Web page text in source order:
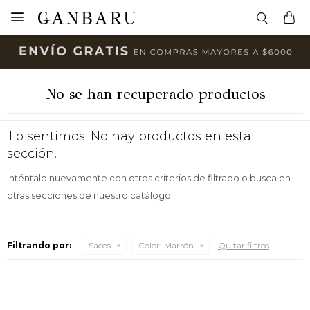

No se han recuperado productos
¡Lo sentimos! No hay productos en esta
sección.
Inténtalo nuevamente con otros criterios de filtrado o busca en
otras secciones de nuestro catálogo.
Filtrando por: Sacos Color: Marrón Quitar filtros